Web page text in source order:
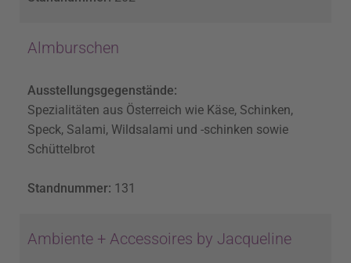
Almburschen
Ausstellungsgegenstände:
Spezialitäten aus Österreich wie Käse, Schinken,
Speck, Salami, Wildsalami und -schinken sowie
Schüttelbrot
Standnummer: 131
Ambiente + Accessoires by Jacqueline